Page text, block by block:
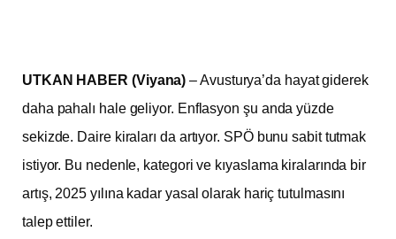
UTKAN HABER (Viyana) – Avusturya’da hayat giderek
daha pahalı hale geliyor. Enflasyon şu anda yüzde
sekizde. Daire kiraları da artıyor. SPÖ bunu sabit tutmak
istiyor. Bu nedenle, kategori ve kıyaslama kiralarında bir
artış, 2025 yılına kadar yasal olarak hariç tutulmasını
talep ettiler.